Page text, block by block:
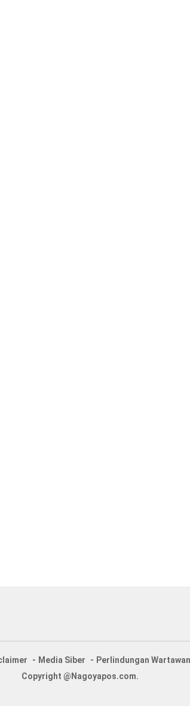
Media Siber Perlindungan Wartawan
Copyright @Nagoyapos.com.